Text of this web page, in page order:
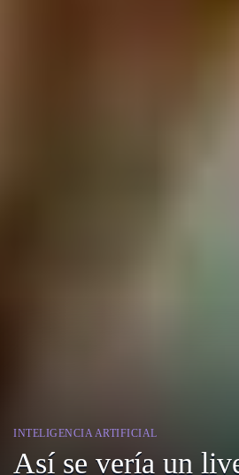
INTELIGENCIA ARTIFICIAL
Así se vería un